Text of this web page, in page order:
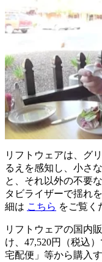
リフトウェアは、グ
るえを感知し、小さ
と、それ以外の不要
タビライザーで揺れ
細は こちら をご覧く
リフトウェアの国内
け、47,520円（税込
宅配便」等から購入